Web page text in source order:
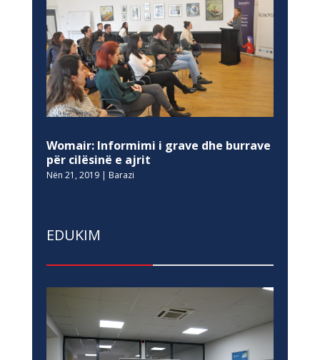
Womair: Informimi i grave dhe burrave
për cilësinë e ajrit
Nën 21, 2019| Barazi
EDUKIM